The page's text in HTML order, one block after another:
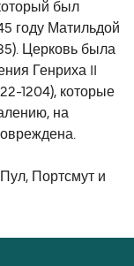
был
году Матильдой
Церковь была
Генриха II
1204), которые
на
Портсмут и